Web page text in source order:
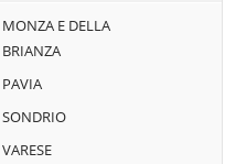
Plesio
Pognana Lario
Ponna
Ponte Lambro
Porlezza
MONZA E DELLA
BRIANZA
PAVIA
SONDRIO
VARESE